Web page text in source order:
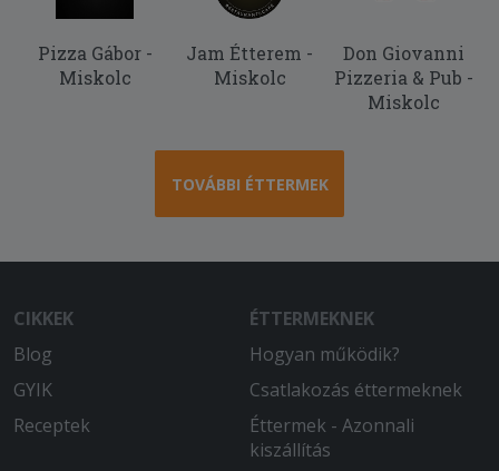
Pizza Gábor -
Miskolc
Jam Étterem -
Miskolc
Don Giovanni
Pizzeria & Pub -
Miskolc
TOVÁBBI ÉTTERMEK
CIKKEK
Blog
GYIK
Receptek
ÉTTERMEKNEK
Hogyan működik?
Csatlakozás éttermeknek
Éttermek - Azonnali
kiszállítás